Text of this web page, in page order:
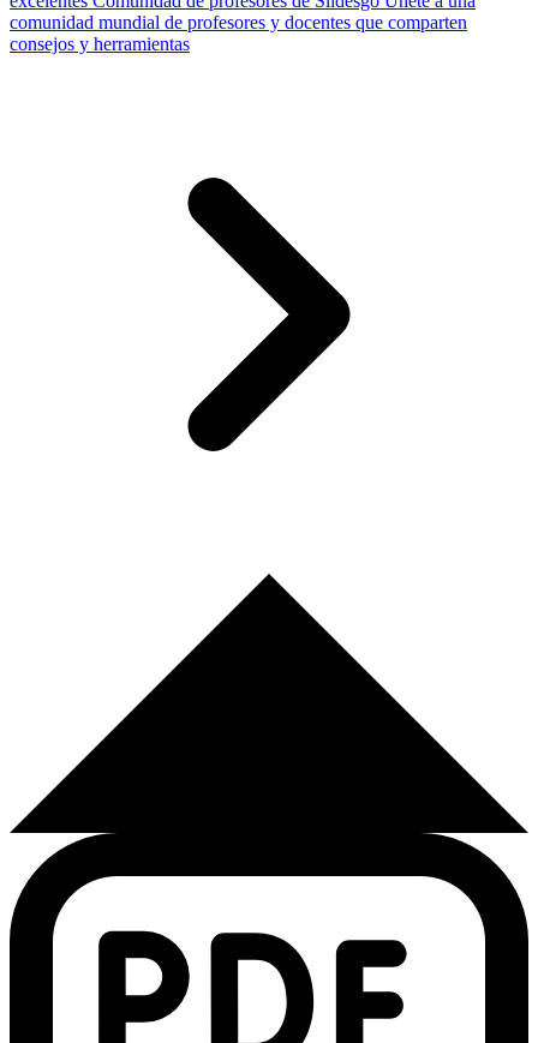
comunidad mundial de profesores y docentes que comparten
consejos y herramientas